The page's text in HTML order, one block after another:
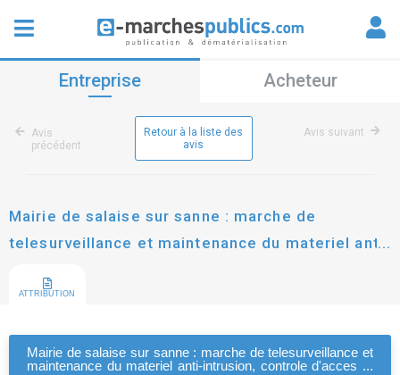
Entreprise Acheteur
Avis
précédent
Retour à la liste des
avis
Avis suivant
Mairie de salaise sur sanne : marche de
telesurveillance et maintenance du materiel anti-
ATTRIBUTION
Mairie de salaise sur sanne : marche de telesurveillance et
maintenance du materiel anti-intrusion, controle d'acces et